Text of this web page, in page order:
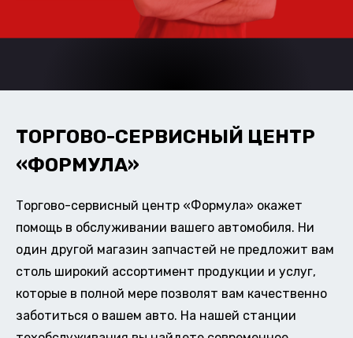
ТОРГОВО-СЕРВИСНЫЙ ЦЕНТР
«ФОРМУЛА»
Торгово-сервисный центр «Формула» окажет
помощь в обслуживании вашего автомобиля. Ни
один другой магазин запчастей не предложит вам
столь широкий ассортимент продукции и услуг,
которые в полной мере позволят вам качественно
заботиться о вашем авто. На нашей станции